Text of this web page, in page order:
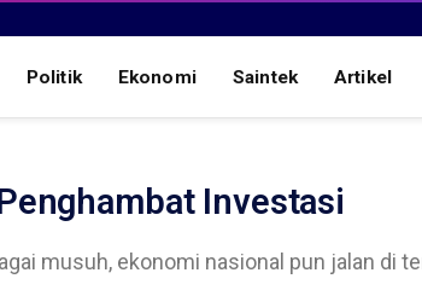
Politik Ekonomi Saintek Artikel
Investasi
musuh, ekonomi nasional pun jalan di